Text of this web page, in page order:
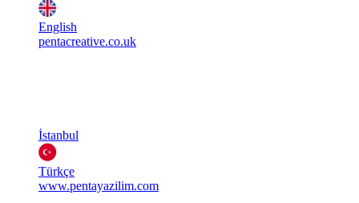
English
pentacreative.co.uk
İstanbul
Türkçe
www.pentayazilim.com